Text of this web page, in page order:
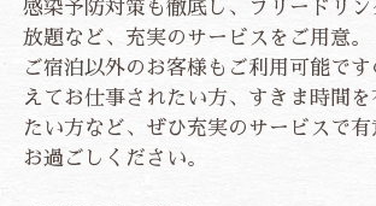
感染予防対策も徹底し、フリードリ
放題など、充実のサービスをご用意。
ご宿泊以外のお客様もご利用可能で
えてお仕事されたい方、すきま時間
たい方など、ぜひ充実のサービスで
お過ごしください。